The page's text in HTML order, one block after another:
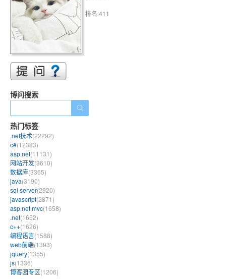
排名:411
博问搜索
热门标签
.net技术(22292)
c#(12383)
asp.net(11131)
网站开发(3610)
数据库(3365)
java(3190)
sql server(2920)
javascript(2871)
asp.net mvc(1658)
.net(1652)
c++(1626)
编程语言(1588)
web前端(1393)
jquery(1355)
js(1336)
博客园专区(1206)